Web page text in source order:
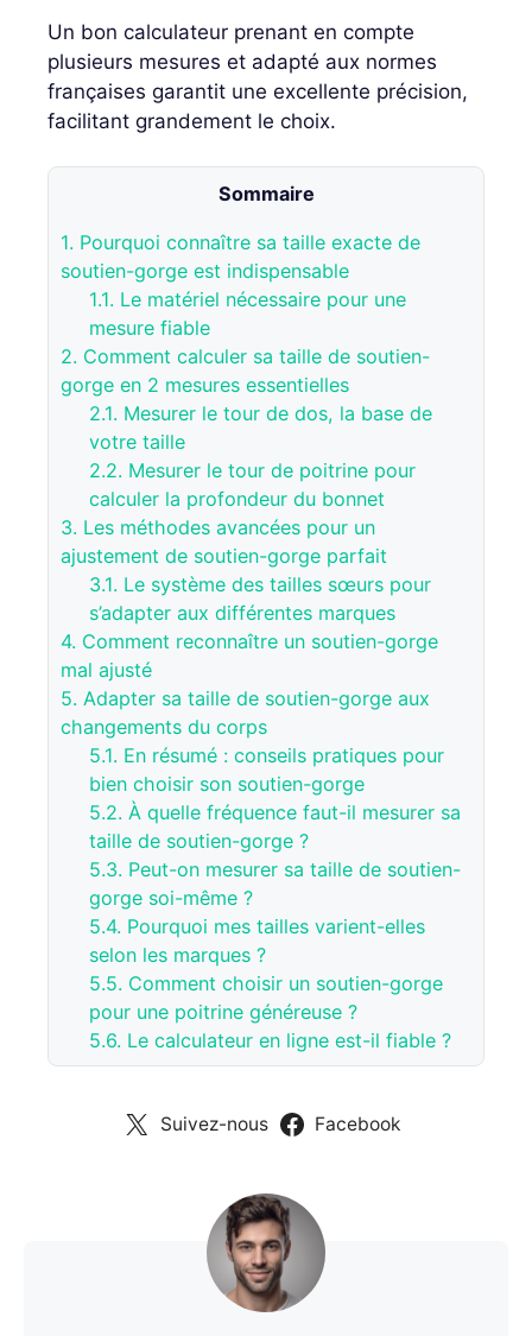
Un bon calculateur prenant en compte
plusieurs mesures et adapté aux normes
françaises garantit une excellente précision,
facilitant grandement le choix.
Sommaire
1. Pourquoi connaître sa taille exacte de
soutien-gorge est indispensable
1.1. Le matériel nécessaire pour une
mesure fiable
2. Comment calculer sa taille de soutien-
gorge en 2 mesures essentielles
2.1. Mesurer le tour de dos, la base de
votre taille
2.2. Mesurer le tour de poitrine pour
calculer la profondeur du bonnet
3. Les méthodes avancées pour un
ajustement de soutien-gorge parfait
3.1. Le système des tailles sœurs pour
s’adapter aux différentes marques
4. Comment reconnaître un soutien-gorge
mal ajusté
5. Adapter sa taille de soutien-gorge aux
changements du corps
5.1. En résumé : conseils pratiques pour
bien choisir son soutien-gorge
5.2. À quelle fréquence faut-il mesurer sa
taille de soutien-gorge ?
5.3. Peut-on mesurer sa taille de soutien-
gorge soi-même ?
5.4. Pourquoi mes tailles varient-elles
selon les marques ?
5.5. Comment choisir un soutien-gorge
pour une poitrine généreuse ?
5.6. Le calculateur en ligne est-il fiable ?
Suivez-nous Facebook